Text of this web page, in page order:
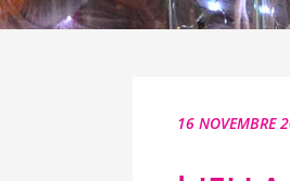
16 NOVEMBRE